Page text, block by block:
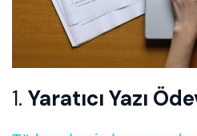
1. Yaratıcı Yazı